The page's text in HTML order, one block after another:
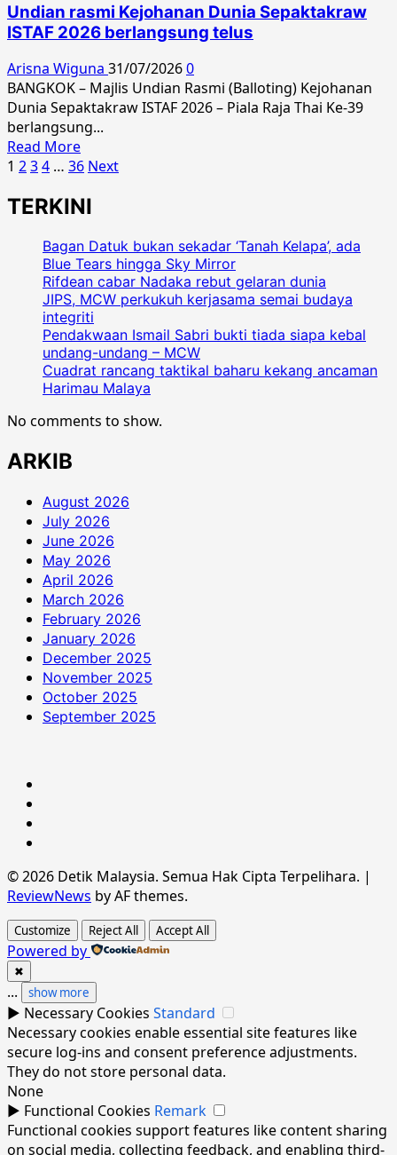
tirai
MotoGP
di
Buriram,
cipta
sejarah
peraturan
baharu
Undian rasmi Kejohanan Dunia Sepaktakraw
ISTAF 2026 berlangsung telus
Arisna Wiguna 31/07/20260
BANGKOK – Majlis Undian Rasmi (Balloting) Kejohanan
Dunia Sepaktakraw ISTAF 2026 – Piala Raja Thai Ke-39
berlangsung...
Read MoreRead
more
Undian
Kejohanan
Dunia
Sepaktakraw
ISTAF
2026
berlangsung
telus
Posts
pagination
1 234 … 36 Next
TERKINI
Bagan Datuk bukan sekadar ‘Tanah Kelapa’, ada
Blue Tears hingga Sky Mirror
Rifdean cabar Nadaka rebut gelaran dunia
JIPS, MCW perkukuh kerjasama semai budaya
integriti
Pendakwaan Ismail Sabri bukti tiada siapa kebal
undang-undang – MCW
Cuadrat rancang taktikal baharu kekang ancaman
Harimau Malaya
No comments to show.
ARKIB
August 2026
July 2026
June 2026
May 2026
April 2026
March 2026
February 2026
January 2026
December 2025
November 2025
October 2025
September 2025
© 2026 Detik Malaysia. Semua Hak Cipta Terpelihara. |
ReviewNews by AF themes.
Customize Reject All Accept All
Powered by
✖
... show more
► Necessary Cookies Standard
Necessary cookies enable essential site features like
secure log-ins and consent preference adjustments.
They do not store personal data.
None
► Functional Cookies Remark
Functional cookies support features like content sharing
on social media, collecting feedback, and enabling third-